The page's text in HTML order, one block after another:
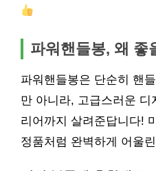
파워핸들봉, 왜 좋
파워핸들봉은 단순히 핸
만 아니라, 고급스러운 디
리어까지 살려준답니다!
정품처럼 완벽하게 어울